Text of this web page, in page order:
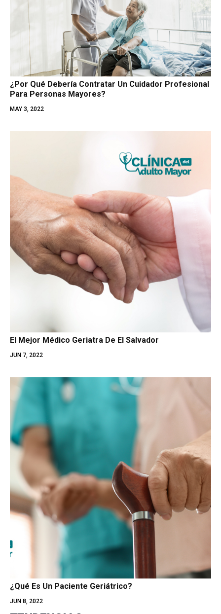
¿Por Qué Debería Contratar Un Cuidador Profesional
Para Personas Mayores?
MAY 3, 2022
El Mejor Médico Geriatra De El Salvador
JUN 7, 2022
¿Qué Es Un Paciente Geriátrico?
JUN 8, 2022